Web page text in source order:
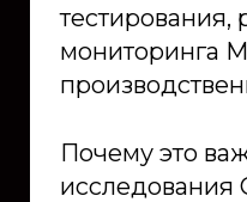
тестирования,
мониторинга
Почему это
исследования